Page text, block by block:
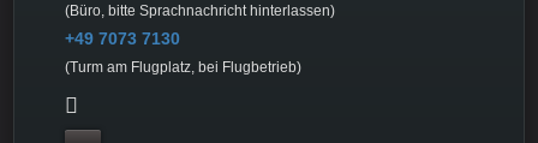
(Büro, bitte Sprachnachricht hinterlassen)
+49 7073 7130
(Turm am Flugplatz, bei Flugbetrieb)